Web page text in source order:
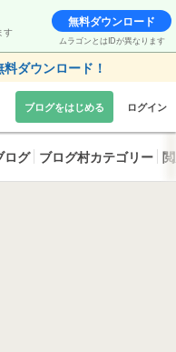
す
無料ダウンロード
ムラゴンとはIDが異なります
ダウンロード！
ブログをはじめる ログイン
ログ ブログ村カテゴリー